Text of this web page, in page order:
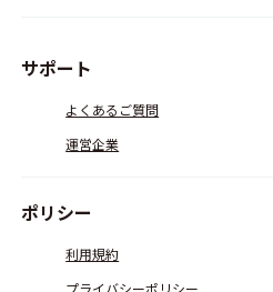
サポート
よくあるご質問
運営企業
ポリシー
利用規約